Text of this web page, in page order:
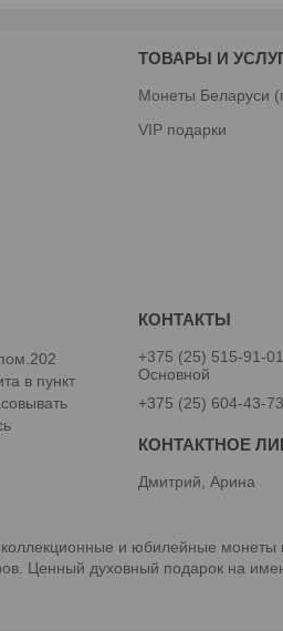
ТОВАРЫ И
Монеты Беларуси
VIP подарки
в пункт
+375 (25) 515-91-01
Основной
+375 (25) 604-43-73
Дмитрий, Арина
и юбилейные монеты
Ценный духовный подарок на